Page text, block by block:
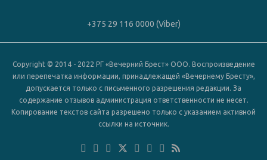
+375 29 116 0000 (Viber)
Copyright © 2014 - 2022 РГ «Вечерний Брест» ООО. Воспроизведение
или перепечатка информации, принадлежащей «Вечернему Бресту»,
допускается только с письменного разрешения редакции. За
содержание отзывов администрация ответственности не несет.
Копирование текстов сайта разрешено только с указанием активной
ссылки на источник.